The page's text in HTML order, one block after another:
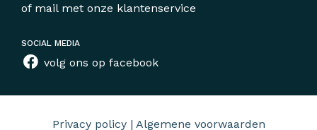
of mail met onze klantenservice
SOCIAL MEDIA
volg ons op facebook
Privacy policy| Algemene voorwaarden